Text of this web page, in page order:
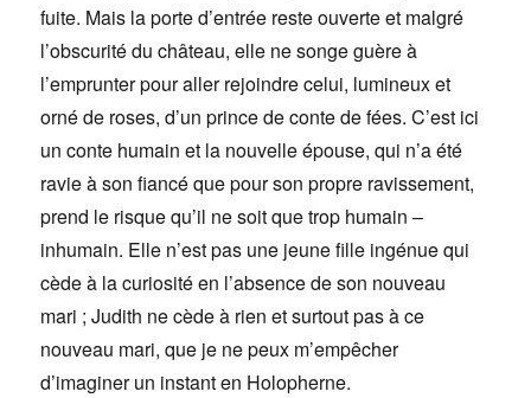
fuite. Mais la porte d’entrée reste ouverte et malgré
l’obscurité du château, elle ne songe guère à
l’emprunter pour aller rejoindre celui, lumineux et
orné de roses, d’un prince de conte de fées. C’est ici
un conte humain et la nouvelle épouse, qui n’a été
ravie à son fiancé que pour son propre ravissement,
prend le risque qu’il ne soit que trop humain –
inhumain. Elle n’est pas une jeune fille ingénue qui
cède à la curiosité en l’absence de son nouveau
mari ; Judith ne cède à rien et surtout pas à ce
nouveau mari, que je ne peux m’empêcher
d’imaginer un instant en Holopherne.